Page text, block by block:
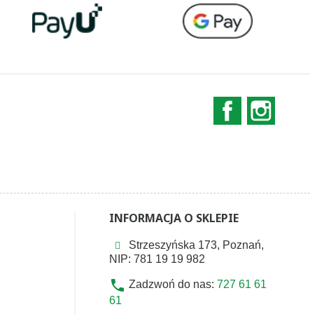
Facebook
INFORMACJA O SKLEPIE
Strzeszyńska 173, Poznań,
NIP: 781 19 19 982
phone Zadzwoń do nas: 727 61 61
61